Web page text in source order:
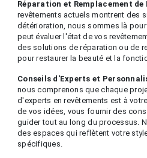
Réparation et Remplacement de
revêtements actuels montrent des
détérioration, nous sommes là
peut évaluer l'état de vos
des solutions de réparation ou de
pour restaurer la beauté et la
Conseils d'Experts et
nous comprenons que chaque
d'experts en revêtements est à
de vos idées, vous fournir des
guider tout au long du processus.
des espaces qui reflètent votre
spécifiques.